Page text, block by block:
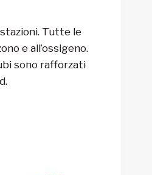
Tutte le
e all’ossigeno.
sono rafforzati